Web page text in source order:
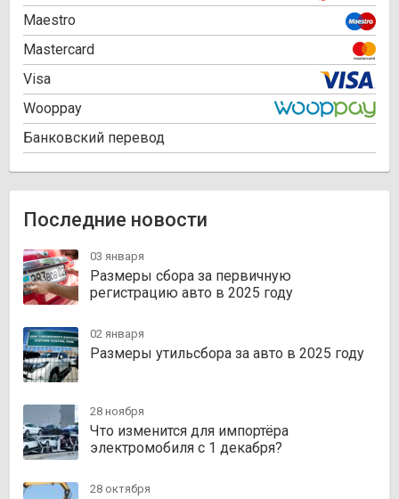
Maestro
Mastercard
Visa
Wooppay
Банковский перевод
Последние новости
03 января
Размеры сбора за первичную
регистрацию авто в 2025 году
02 января
Размеры утильсбора за авто в 2025 году
28 ноября
Что изменится для импортёра
электромобиля с 1 декабря?
28 октября